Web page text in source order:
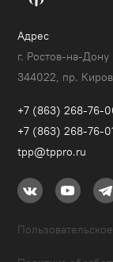
Адрес
г. Ростов-на-Дону
344022, пр.
+7 (863) 268-76-
+7 (863) 268-76-
tpp@tppro.ru